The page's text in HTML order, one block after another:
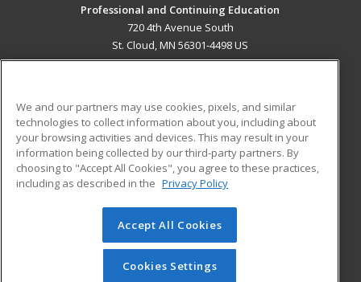
Professional and Continuing Education
720 4th Avenue South
St. Cloud, MN 56301-4498 US
ADDITIONAL RESOURCES
Military
Financial Assistance
Help
Student Blog
© 2026 ed2go, a division of Cengage Learning. All rights
reserved. The material on this site cannot be reproduced or
redistributed unless you have obtained prior written
We and our partners may use cookies, pixels, and similar
technologies to collect information about you, including about
your browsing activities and devices. This may result in your
information being collected by our third-party partners. By
choosing to "Accept All Cookies", you agree to these practices,
including as described in the Privacy Policy
Accept All Cookies
Cookies Settings